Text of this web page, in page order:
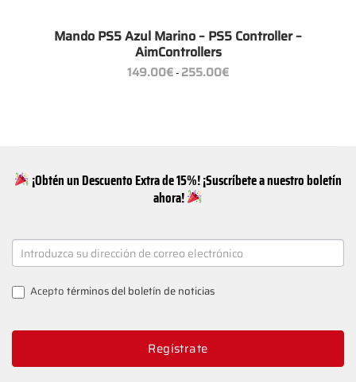
Mando PS5 Azul Marino – PS5 Controller –
AimControllers
149.00€- 255.00€Rango
de
¡Obtén un Descuento Extra de 15%! ¡Suscríbete a nuestro boletín
ahora!
NEWSLETTER
SIGNUP
Aceptotérminos del boletín de noticias
Regístrate